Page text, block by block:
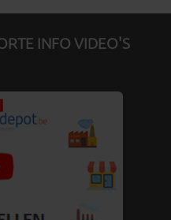
INFO VIDEO'S